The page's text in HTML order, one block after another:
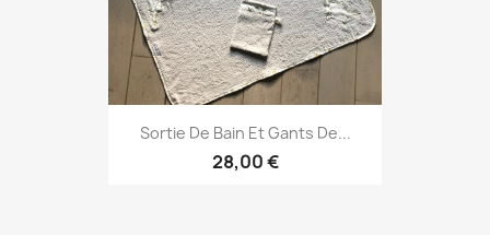
Sortie De Bain Et Gants De...
28,00 €